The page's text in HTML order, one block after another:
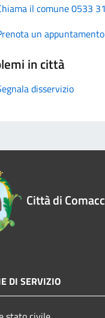
il comune 0533
un appuntamento
in città
disservizio
Città di
DI SERVIZIO